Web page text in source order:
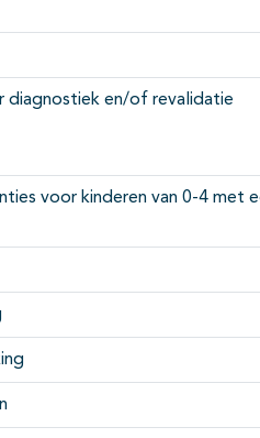
diagnostiek en/of revalidatie
voor kinderen van 0-4 met